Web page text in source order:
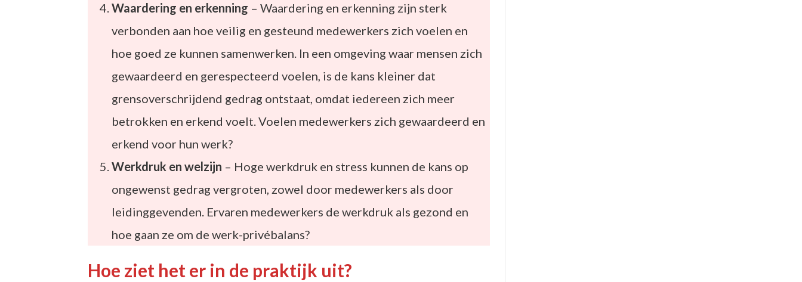
Waardering en erkenning – Waardering en erkenning zijn sterk
verbonden aan hoe veilig en gesteund medewerkers zich voelen en
hoe goed ze kunnen samenwerken. In een omgeving waar mensen zich
gewaardeerd en gerespecteerd voelen, is de kans kleiner dat
grensoverschrijdend gedrag ontstaat, omdat iedereen zich meer
betrokken en erkend voelt. Voelen medewerkers zich gewaardeerd en
erkend voor hun werk?
Werkdruk en welzijn – Hoge werkdruk en stress kunnen de kans op
ongewenst gedrag vergroten, zowel door medewerkers als door
leidinggevenden. Ervaren medewerkers de werkdruk als gezond en
hoe gaan ze om de werk-privébalans?
Hoe ziet het er in de praktijk uit?